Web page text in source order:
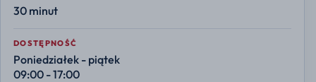
30 minut
DOSTĘPNOŚĆ
Poniedziałek - piątek
09:00 - 17:00